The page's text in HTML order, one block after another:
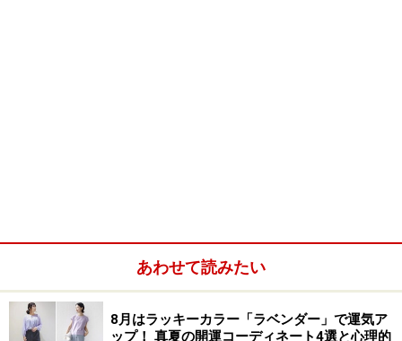
あわせて読みたい
8月はラッキーカラー「ラベンダー」で運気ア
ップ！ 真夏の開運コーディネート4選と心理的